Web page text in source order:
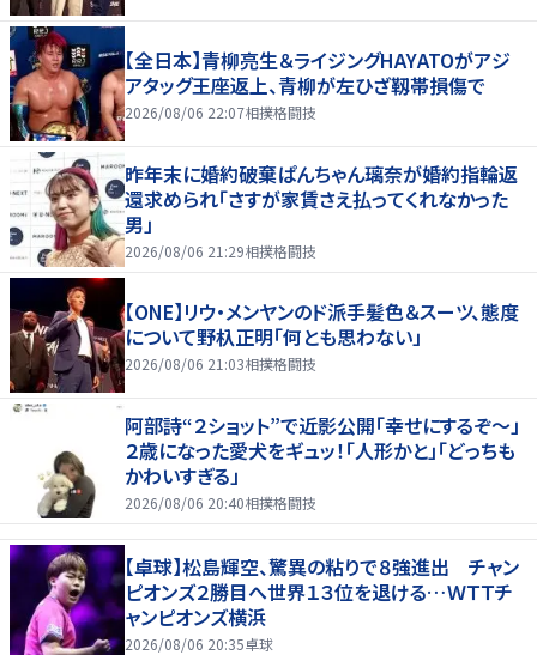
【全日本】青柳亮生＆ライジングHAYATOがアジ
アタッグ王座返上、青柳が左ひざ靱帯損傷で
2026/08/06 22:07相撲格闘技
昨年末に婚約破棄ぱんちゃん璃奈が婚約指輪返
還求められ「さすが家賃さえ払ってくれなかった
男」
2026/08/06 21:29相撲格闘技
【ONE】リウ・メンヤンのド派手髪色＆スーツ、態度
について野杁正明「何とも思わない」
2026/08/06 21:03相撲格闘技
阿部詩“２ショット”で近影公開「幸せにするぞ〜」
２歳になった愛犬をギュッ！「人形かと」「どっちも
かわいすぎる」
2026/08/06 20:40相撲格闘技
【卓球】松島輝空、驚異の粘りで８強進出 チャン
ピオンズ２勝目へ世界１３位を退ける…ＷＴＴチ
ャンピオンズ横浜
2026/08/06 20:35卓球